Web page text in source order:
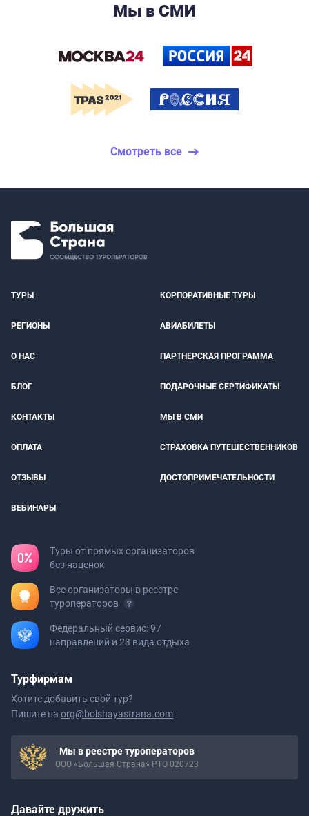
Мы в СМИ
Смотреть все
ТУРЫ КОРПОРАТИВНЫЕ ТУРЫ
РЕГИОНЫ АВИАБИЛЕТЫ
О НАС ПАРТНЕРСКАЯ ПРОГРАММА
БЛОГ ПОДАРОЧНЫЕ СЕРТИФИКАТЫ
КОНТАКТЫ МЫ В СМИ
ОПЛАТА СТРАХОВКА ПУТЕШЕСТВЕННИКОВ
ОТЗЫВЫ ДОСТОПРИМЕЧАТЕЛЬНОСТИ
ВЕБИНАРЫ
Туры от прямых организаторов
без наценок
Все организаторы в реестре
туроператоров
Федеральный сервис: 97
направлений и 23 вида отдыха
Турфирмам
Хотите добавить свой тур?
Пишите на org@bolshayastrana.com
Мы в реестре туроператоров
ООО «Большая Страна» РТО 020723
Давайте дружить